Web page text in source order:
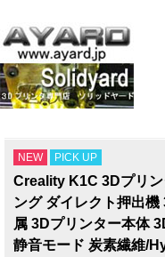
NEW PICK UP
Creality K1C 3Dプリ
ング ダイレクト押出
属 3Dプリンター本体
静音モード 炭素繊維/